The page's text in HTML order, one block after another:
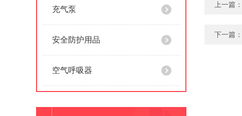
充气泵
安全防护用品
空气呼吸器
上一篇：
下一篇：